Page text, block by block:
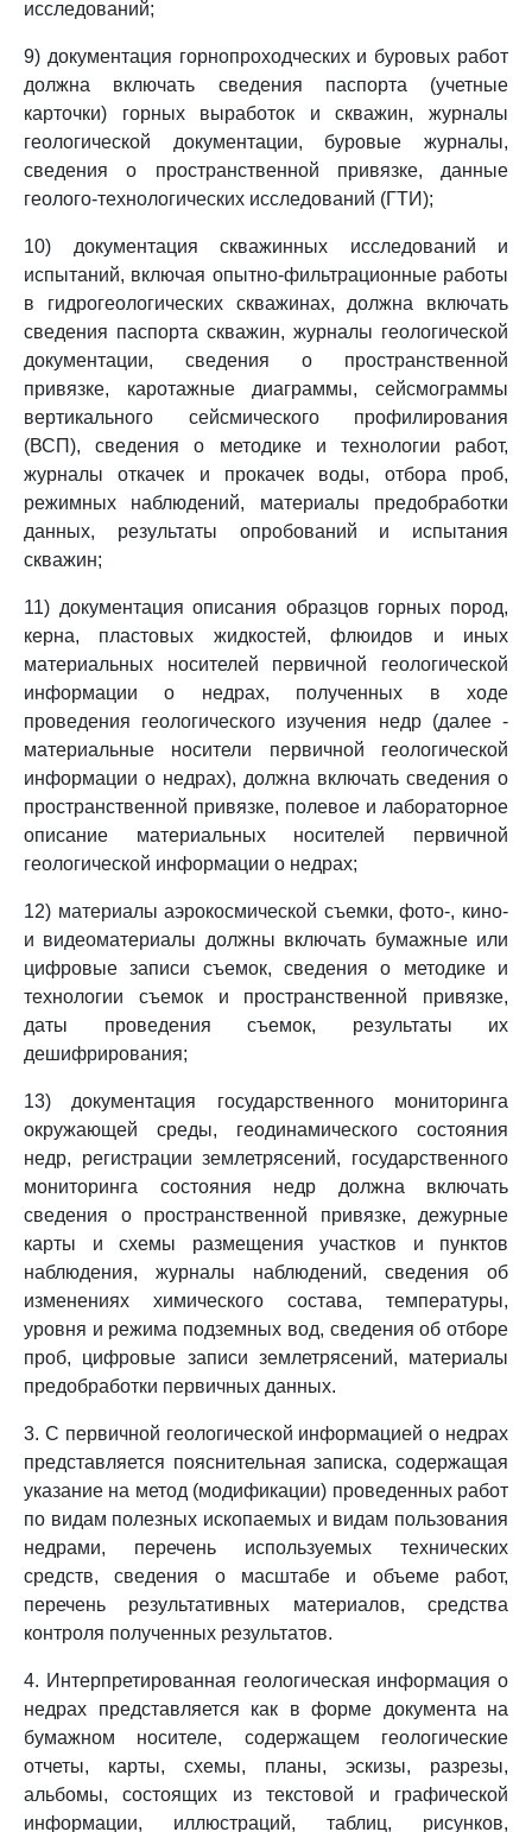
исследований;
9) документация горнопроходческих и буровых работ
должна включать сведения паспорта (учетные
карточки) горных выработок и скважин, журналы
геологической документации, буровые журналы,
сведения о пространственной привязке, данные
геолого-технологических исследований (ГТИ);
10) документация скважинных исследований и
испытаний, включая опытно-фильтрационные работы
в гидрогеологических скважинах, должна включать
сведения паспорта скважин, журналы геологической
документации, сведения о пространственной
привязке, каротажные диаграммы, сейсмограммы
вертикального сейсмического профилирования
(ВСП), сведения о методике и технологии работ,
журналы откачек и прокачек воды, отбора проб,
режимных наблюдений, материалы предобработки
данных, результаты опробований и испытания
скважин;
11) документация описания образцов горных пород,
керна, пластовых жидкостей, флюидов и иных
материальных носителей первичной геологической
информации о недрах, полученных в ходе
проведения геологического изучения недр (далее -
материальные носители первичной геологической
информации о недрах), должна включать сведения о
пространственной привязке, полевое и лабораторное
описание материальных носителей первичной
геологической информации о недрах;
12) материалы аэрокосмической съемки, фото-, кино-
и видеоматериалы должны включать бумажные или
цифровые записи съемок, сведения о методике и
технологии съемок и пространственной привязке,
даты проведения съемок, результаты их
дешифрирования;
13) документация государственного мониторинга
окружающей среды, геодинамического состояния
недр, регистрации землетрясений, государственного
мониторинга состояния недр должна включать
сведения о пространственной привязке, дежурные
карты и схемы размещения участков и пунктов
наблюдения, журналы наблюдений, сведения об
изменениях химического состава, температуры,
уровня и режима подземных вод, сведения об отборе
проб, цифровые записи землетрясений, материалы
предобработки первичных данных.
3. С первичной геологической информацией о недрах
представляется пояснительная записка, содержащая
указание на метод (модификации) проведенных работ
по видам полезных ископаемых и видам пользования
недрами, перечень используемых технических
средств, сведения о масштабе и объеме работ,
перечень результативных материалов, средства
контроля полученных результатов.
4. Интерпретированная геологическая информация о
недрах представляется как в форме документа на
бумажном носителе, содержащем геологические
отчеты, карты, схемы, планы, эскизы, разрезы,
альбомы, состоящих из текстовой и графической
информации, иллюстраций, таблиц, рисунков,